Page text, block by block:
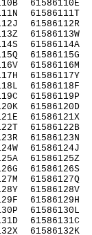
61586110E
61586111T
61586112R
61586113W
61586114A
61586115G
61586116M
61586117Y
61586118F
61586119P
61586120D
61586121X
61586122B
61586123N
61586124J
61586125Z
61586126S
61586127Q
61586128V
61586129H
61586130L
61586131C
61586132K